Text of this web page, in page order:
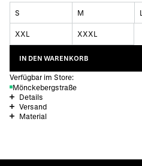
S M L
XXL XXXL
IN DEN WARENKORB
Verfügbar im Store:
Mönckebergstraße
Details
Versand
Material